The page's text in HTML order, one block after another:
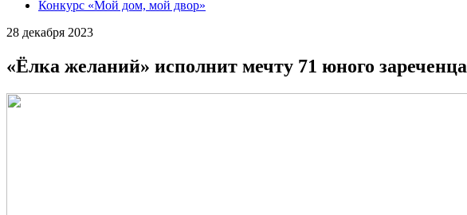
Конкурс «Мой дом, мой двор»
28 декабря 2023
«Ёлка желаний» исполнит мечту 71 юного зареченца